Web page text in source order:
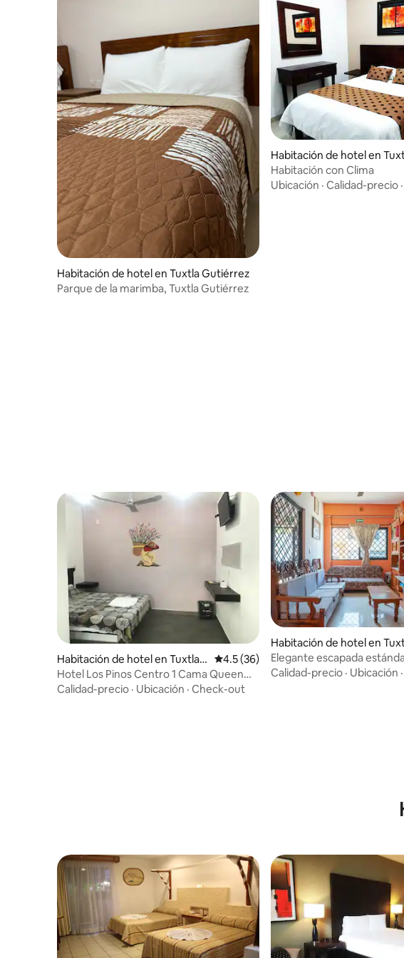
Habitación de hotel en Tuxtla Gutiérrez
Parque de la marimba, Tuxtla Gutiérrez
Habitación de hotel en
Gutiérrez
Habitación con Clima
Ubicación · Calidad-precio ·
Habitación de hotel en Tuxtla
Gutiérrez
Calificación promedio: 4.5 de 5, 36
4.5 (36)
Hotel Los Pinos Centro 1 Cama Queen
Con Ventilador
Calidad-precio · Ubicación · Check-out
Habitación de hotel en
Gutiérrez
Elegante escapada
camas en Tuxtla Gutiérrez
Calidad-precio · Ubicación ·